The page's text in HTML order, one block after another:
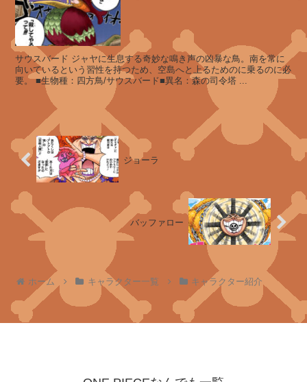
ト
レ
ボ
ル
ト
ラ
ー
ー
サウスバード ジャヤに生息する奇妙な鳴き声の凶暴な鳥。南を常に
向いているという習性を持つため、空島へと上るためのに乗るのに必
要。 ■生物種：四方鳥/サウスバード■異名：森の司令塔 ...
ジョーラ
バッファロー
ホーム キャラクター一覧 キャラクター紹介